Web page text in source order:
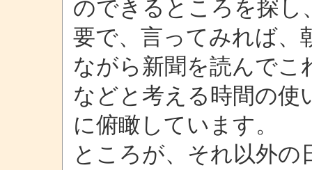
のできるところを探
要で、言ってみれば、
ながら新聞を読んでこ
などと考える時間の使
に俯瞰しています。
ところが、それ以外の